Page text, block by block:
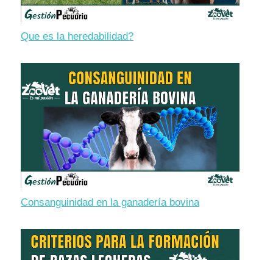
Que es la heredabilidad?
Consanguinidad en la ganadería bovina